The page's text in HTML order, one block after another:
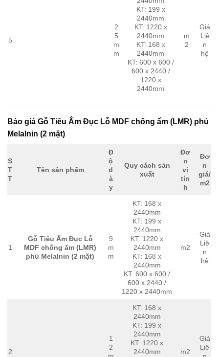
5
2
5
m
m
KT: 199 x
2440mm
KT: 1220 x
2440mm
KT: 168 x
2440mm
KT: 600 x 600 /
600 x 2440 /
1220 x
2440mm
m
2
Giá
Liê
n
hệ
Báo giá Gỗ Tiêu Âm Đục Lỗ MDF chống ẩm (LMR) phủ
Melalnin (2 mặt)
S
T
T
Tên sản phẩm
Đ
ộ
d
à
y
Quy cách sản
xuất
Đơ
n
vị
tín
h
Đơ
n
giá/
m2
1
Gỗ Tiêu Âm Đục Lỗ
MDF chống ẩm (LMR)
phủ Melalnin (2 mặt)
9
m
m
KT: 168 x
2440mm
KT: 199 x
2440mm
KT: 1220 x
2440mm
KT: 168 x
2440mm
KT: 600 x 600 /
600 x 2440 /
1220 x 2440mm
m2
Giá
Liê
n
hệ
2
1
2
KT: 168 x
2440mm
KT: 199 x
2440mm
KT: 1220 x
2440mm
m2
Giá
Liê